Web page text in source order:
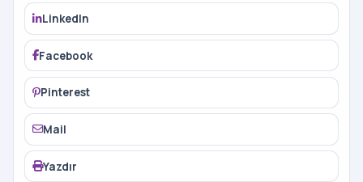
LinkedIn
Facebook
Pinterest
Mail
Yazdır